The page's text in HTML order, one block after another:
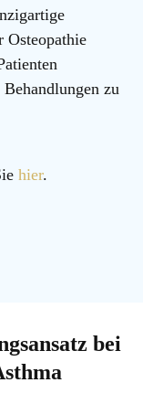
Osteopathie
zu
hier.
bei